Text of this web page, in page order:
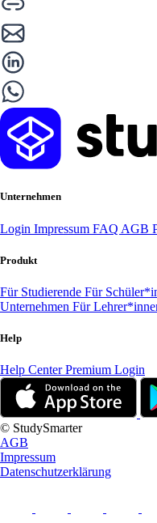
Unternehmen
Login Impressum FAQ AGB
Produkt
Für Studierende Für
Unternehmen Für
Help
Help CenterPremium Login
© StudySmarter
AGB
Impressum
Datenschutzerklärung